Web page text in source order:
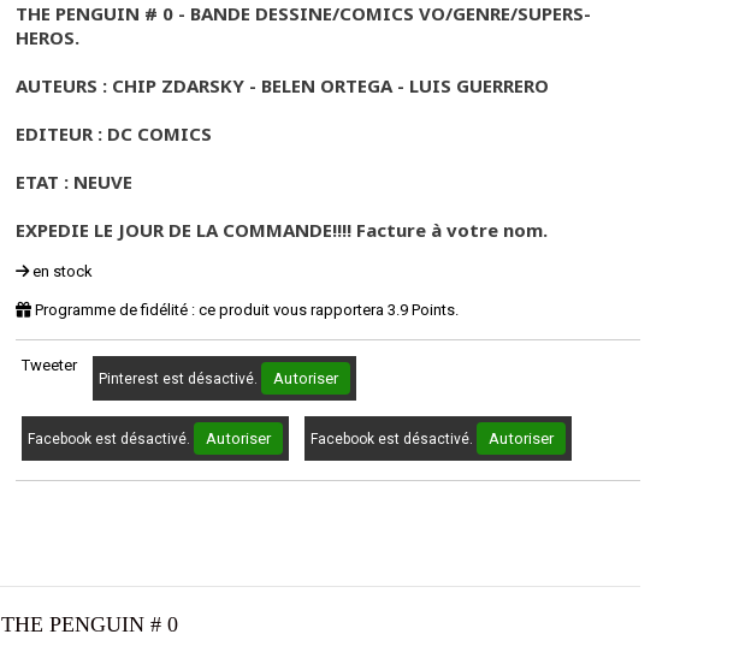
THE PENGUIN # 0 - BANDE DESSINE/COMICS VO/GENRE/SUPERS-
HEROS.
AUTEURS : CHIP ZDARSKY - BELEN ORTEGA - LUIS GUERRERO
EDITEUR : DC COMICS
ETAT : NEUVE
EXPEDIE LE JOUR DE LA COMMANDE!!!! Facture à votre nom.
en stock
Programme de fidélité : ce produit vous rapportera 3.9 Points.
Tweeter
Pinterest est désactivé. Autoriser
Facebook est désactivé. Autoriser Facebook est désactivé. Autoriser
THE PENGUIN # 0